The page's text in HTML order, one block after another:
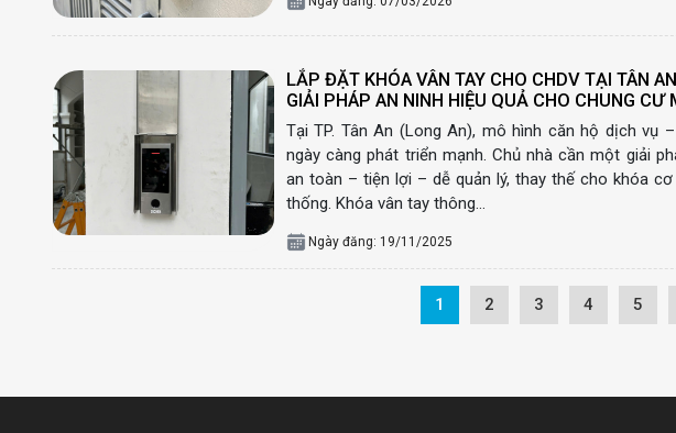
LẮP ĐẶT KHÓA VÂN TAY CHO CHDV TẠI TÂN
GIẢI PHÁP AN NINH HIỆU QUẢ CHO CHUNG CƯ
Tại TP. Tân An (Long An), mô hình căn hộ dịch vụ –
ngày càng phát triển mạnh. Chủ nhà cần một giải
an toàn – tiện lợi – dễ quản lý, thay thế cho khóa cơ
thống. Khóa vân tay thông…
Ngày đăng: 19/11/2025
1 2 3 4 5